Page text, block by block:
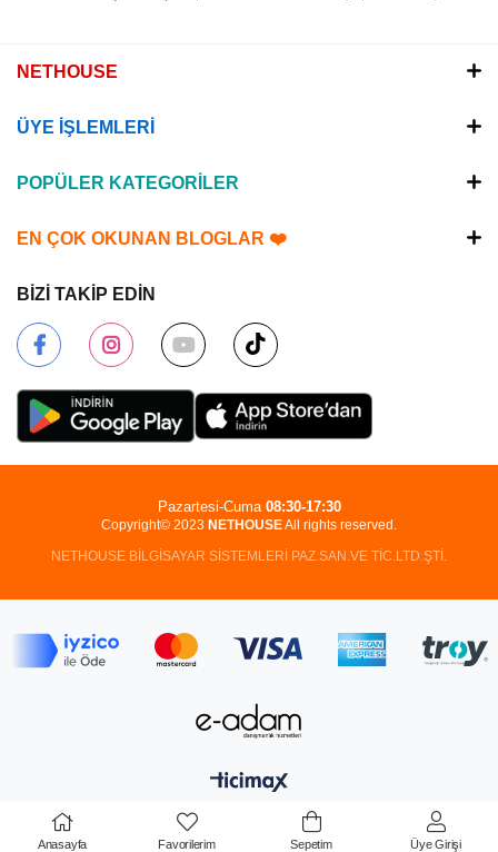
NETHOUSE
ÜYE İŞLEMLERİ
POPÜLER KATEGORİLER
EN ÇOK OKUNAN BLOGLAR ❤️
BİZİ TAKİP EDİN
Copyright© 2023 NETHOUSEAll rights reserved.
NETHOUSE BİLGİSAYAR SİSTEMLERİ PAZ.SAN.VE TİC.LTD.ŞTİ.
Pazartesi-Cuma 08:30-17:30
Anasayfa Favorilerim Sepetim Üye Girişi